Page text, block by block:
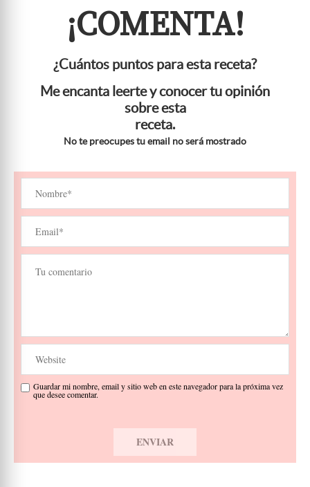
¡COMENTA!
¿Cuántos puntos para esta receta?
Me encanta leerte y conocer tu opinión
sobre esta
receta.
No te preocupes tu email no será mostrado
Guardar mi nombre, email y sitio web en este navegador para la próxima vez
que desee comentar.